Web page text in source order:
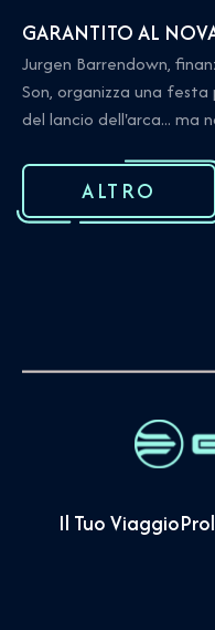
GARANTITO AL
Jurgen Barrendown,
Son, organizza una festa
del lancio dell'arca...
ALTRO
Il Tuo Viaggio